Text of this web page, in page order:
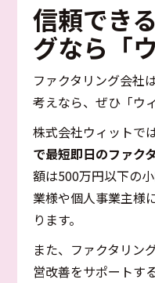
信頼でき
グなら「
ファクタリング会社
考えなら、ぜひ「ウ
株式会社ウィットでは
で最短即日のファク
額は500万円以下の
業様や個人事業主様
ります。
また、ファクタリン
営改善をサポートす